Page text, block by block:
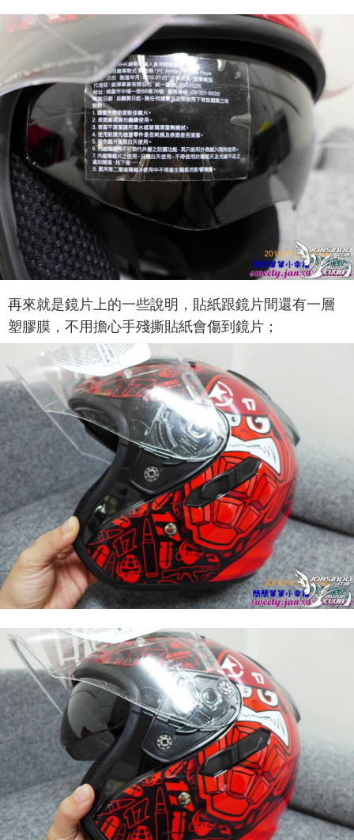
再來就是鏡片上的一些說明，貼紙跟鏡片間還有一層
塑膠膜，不用擔心手殘撕貼紙會傷到鏡片；